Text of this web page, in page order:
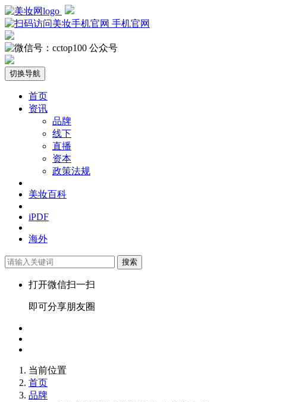
手机官网
公众号
切换导航
首页
资讯
品牌
线下
直播
资本
政策法规
美妆百科
iPDF
海外
搜索
打开微信扫一扫
即可分享朋友圈
当前位置
首页
品牌